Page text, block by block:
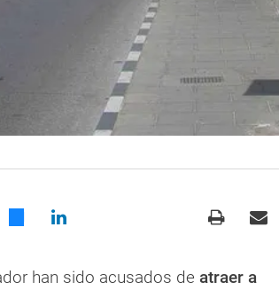
han sido acusados ​​de atraer a